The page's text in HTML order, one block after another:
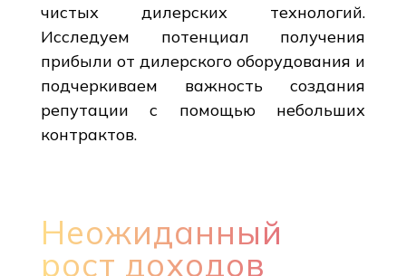
чистых дилерских технологий.
Исследуем потенциал получения
прибыли от дилерского оборудования и
подчеркиваем важность создания
репутации с помощью небольших
контрактов.
Неожиданный
рост доходов